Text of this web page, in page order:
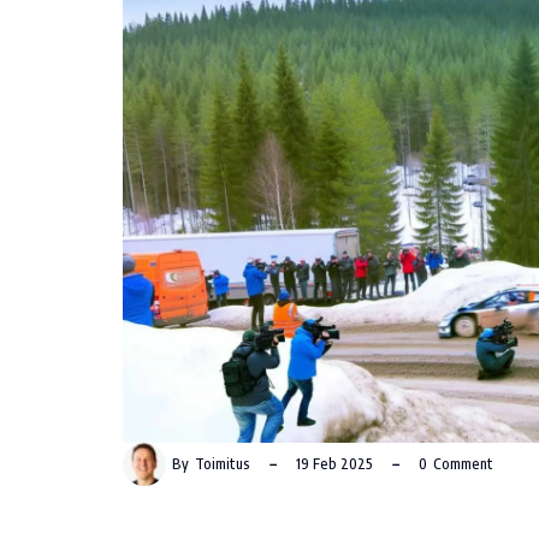
By Toimitus 19 Feb 2025 0 Comment